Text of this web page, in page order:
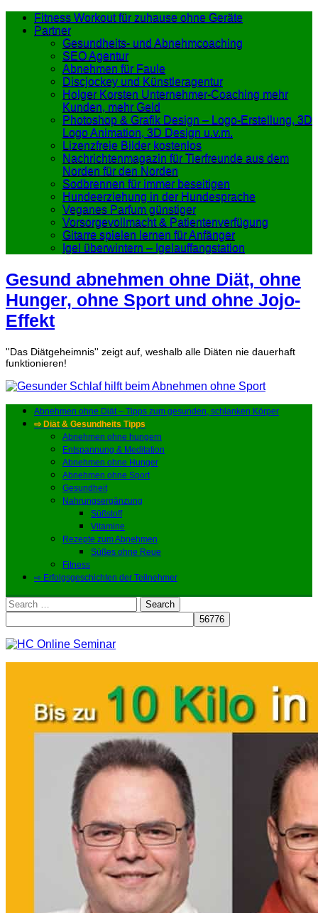
Fitness Workout für zuhause ohne Geräte
Partner
Gesundheits- und Abnehmcoaching
SEO Agentur
Abnehmen für Faule
Discjockey und Künstleragentur
Holger Korsten Unternehmer-Coaching mehr
Kunden, mehr Geld
Photoshop & Grafik Design – Logo-Erstellung, 3D
Logo Animation, 3D Design u.v.m.
Lizenzfreie Bilder kostenlos
Nachrichtenmagazin für Tierfreunde aus dem
Norden für den Norden
Sodbrennen für immer beseitigen
Hundeerziehung in der Hundesprache
Veganes Parfum günstiger
Vorsorgevollmacht & Patientenverfügung
Gitarre spielen lernen für Anfänger
Igel überwintern – Igelauffangstation
Gesund abnehmen ohne Diät, ohne
Hunger, ohne Sport und ohne Jojo-
Effekt
''Das Diätgeheimnis'' zeigt auf, weshalb alle Diäten nie dauerhaft
funktionieren!
Abnehmen ohne Diät – Tipps zum gesunden, schlanken Körper
⇨ Diät & Gesundheits Tipps
Abnehmen ohne hungern
Entspannung & Meditation
Abnehmen ohne Hunger
Abnehmen ohne Sport
Gesundheit
Nahrungsergänzung
Süßstoff
Vitamine
Rezepte zum Abnehmen
Süßes ohne Reue
Fitness
⇨ Erfolgsgeschichten der Teilnehmer
Search
for: